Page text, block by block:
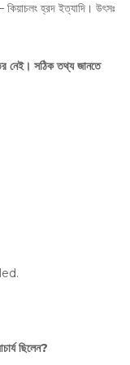
হ্রদ ইত্যাদি। উৎসঃ
নেই। সঠিক তথ্য জানতে
ছিলেন?